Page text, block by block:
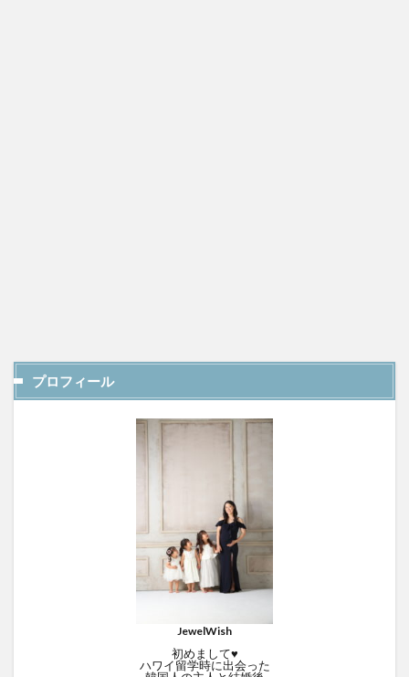
プロフィール
JewelWish
初めまして♥
ハワイ留学時に出会った